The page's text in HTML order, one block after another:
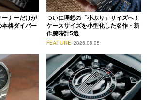
ーナーだけが
本格ダイバー
ついに理想の「小ぶり」サイズへ！
ケースサイズを小型化した名作・新
作腕時計5選
FEATURE 2026.08.05